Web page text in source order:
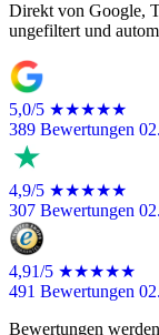
Direkt von Google,
ungefiltert und
5,0/5 ★★★★★
389 Bewertungen
4,9/5 ★★★★★
307 Bewertungen
4,91/5 ★★★★★
491 Bewertungen
Bewertungen